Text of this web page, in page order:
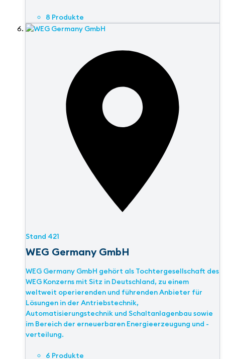
8 Produkte
Stand 421
WEG Germany GmbH
WEG Germany GmbH gehört als Tochtergesellschaft des
WEG Konzerns mit Sitz in Deutschland, zu einem
weltweit operierenden und führenden Anbieter für
Lösungen in der Antriebstechnik,
Automatisierungstechnik und Schaltanlagenbau sowie
im Bereich der erneuerbaren Energieerzeugung und -
verteilung.
6 Produkte